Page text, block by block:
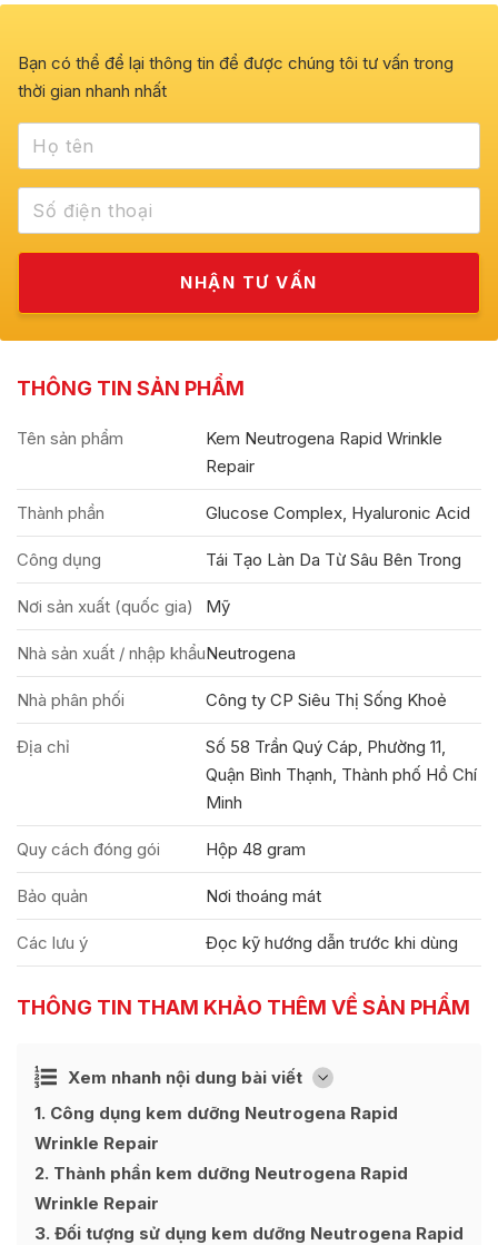
Bạn có thể để lại thông tin để được chúng tôi tư vấn trong
thời gian nhanh nhất
THÔNG TIN SẢN PHẨM
Tên sản phẩm
Kem Neutrogena Rapid Wrinkle
Repair
Thành phần Glucose Complex, Hyaluronic Acid
Công dụng Tái Tạo Làn Da Từ Sâu Bên Trong
Nơi sản xuất (quốc gia) Mỹ
Nhà sản xuất / nhập khẩuNeutrogena
Nhà phân phối Công ty CP Siêu Thị Sống Khoẻ
Địa chỉ
Số 58 Trần Quý Cáp, Phường 11,
Quận Bình Thạnh, Thành phố Hồ Chí
Minh
Quy cách đóng gói Hộp 48 gram
Bảo quản Nơi thoáng mát
Các lưu ý Đọc kỹ hướng dẫn trước khi dùng
THÔNG TIN THAM KHẢO THÊM VỀ SẢN PHẨM
Xem nhanh nội dung bài viết [
Ẩn
1 Công dụng kem dưỡng Neutrogena Rapid
Wrinkle Repair
2 Thành phần kem dưỡng Neutrogena Rapid
Wrinkle Repair
3 Đối tượng sử dụng kem dưỡng Neutrogena Rapid